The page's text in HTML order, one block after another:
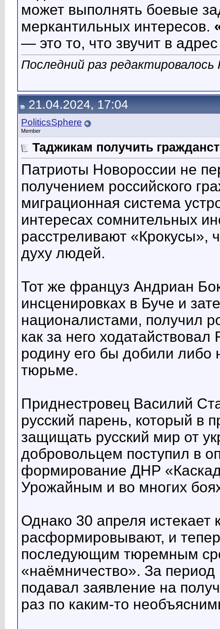
может выполнять боевые
меркантильных интересов.
— это то, что звучит в
Последний раз
21.04.2024, 17:04
PoliticsSphere
Member
Таджикам получить
Патриоты Новороссии не
получением российского
миграционная система
интересах сомнительных
расстреливают «Крокусы»,
духу людей.
Тот же француз Андриан
инсценировках в Буче и
националистами, получил
как за него
родину его бы добили либо
тюрьме.
Приднестровец Василий
русский парень, который в
защищать русский мир от
добровольцем поступил в
формирование ДНР
Урожайным и во многих
Однако 30 апреля истекает
расформировывают, и
последующим тюремным
«наёмничество». За
подавал заявление на
раз по каким-то